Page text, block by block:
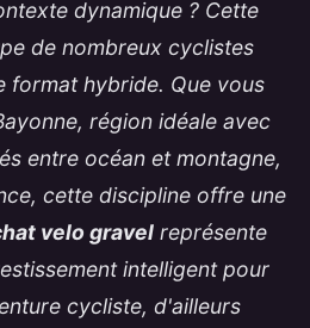
dynamique ? Cette
de nombreux cyclistes
format hybride. Que vous
région idéale avec
entre océan et montagne,
cette discipline offre une
velo gravel représente
intelligent pour
cycliste, d'ailleurs